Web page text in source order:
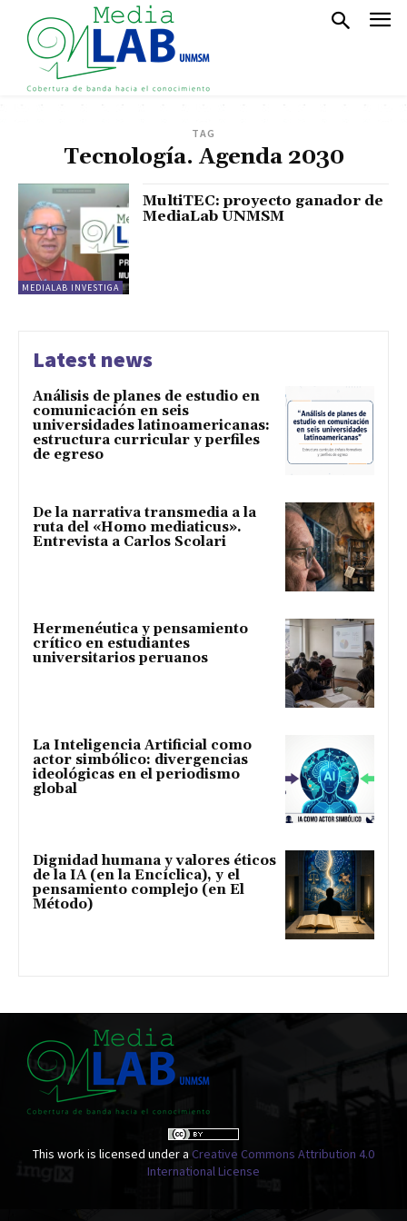
TAG
Tecnología. Agenda 2030
MEDIALAB INVESTIGA
MultiTEC: proyecto ganador de
MediaLab UNMSM
Latest news
Análisis de planes de estudio en
comunicación en seis
universidades latinoamericanas:
estructura curricular y perfiles
de egreso
De la narrativa transmedia a la
ruta del «Homo mediaticus».
Entrevista a Carlos Scolari
Hermenéutica y pensamiento
crítico en estudiantes
universitarios peruanos
La Inteligencia Artificial como
actor simbólico: divergencias
ideológicas en el periodismo
global
Dignidad humana y valores éticos
de la IA (en la Encíclica), y el
pensamiento complejo (en El
Método)
This work is licensed under a Creative Commons Attribution 4.0
International License